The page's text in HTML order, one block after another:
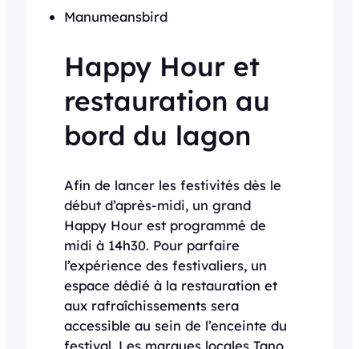
Manumeansbird
Happy Hour et
restauration au
bord du lagon
Afin de lancer les festivités dès le
début d’après-midi, un grand
Happy Hour est programmé de
midi à 14h30. Pour parfaire
l’expérience des festivaliers, un
espace dédié à la restauration et
aux rafraîchissements sera
accessible au sein de l’enceinte du
festival. Les marques locales Tano